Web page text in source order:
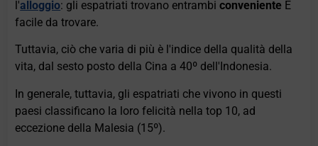
l'alloggio: gli espatriati trovano entrambiconveniente E
facile da trovare.
Tuttavia, ciò che varia di più è l'indice della qualità della
vita, dal sesto posto della Cina a 40º dell'Indonesia.
In generale, tuttavia, gli espatriati che vivono in questi
paesi classificano la loro felicità nella top 10, ad
eccezione della Malesia (15º).